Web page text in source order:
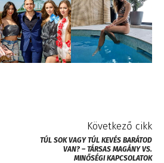
Következő cikk
TÚL SOK VAGY TÚL KEVÉS BARÁTOD
VAN? – TÁRSAS MAGÁNY VS.
MINŐSÉGI KAPCSOLATOK